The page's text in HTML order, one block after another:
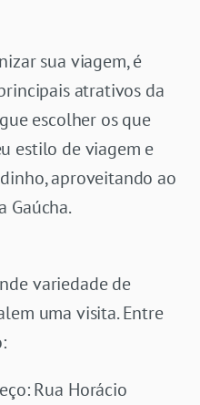
sua viagem, é
atrativos da
escolher os que
estilo de viagem e
aproveitando ao
Gaúcha.
variedade de
uma visita. Entre
Rua Horácio